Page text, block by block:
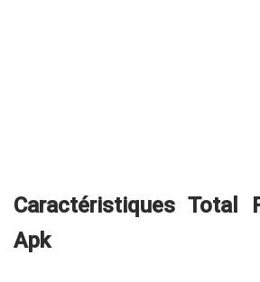
Caractéristiques Total
Apk